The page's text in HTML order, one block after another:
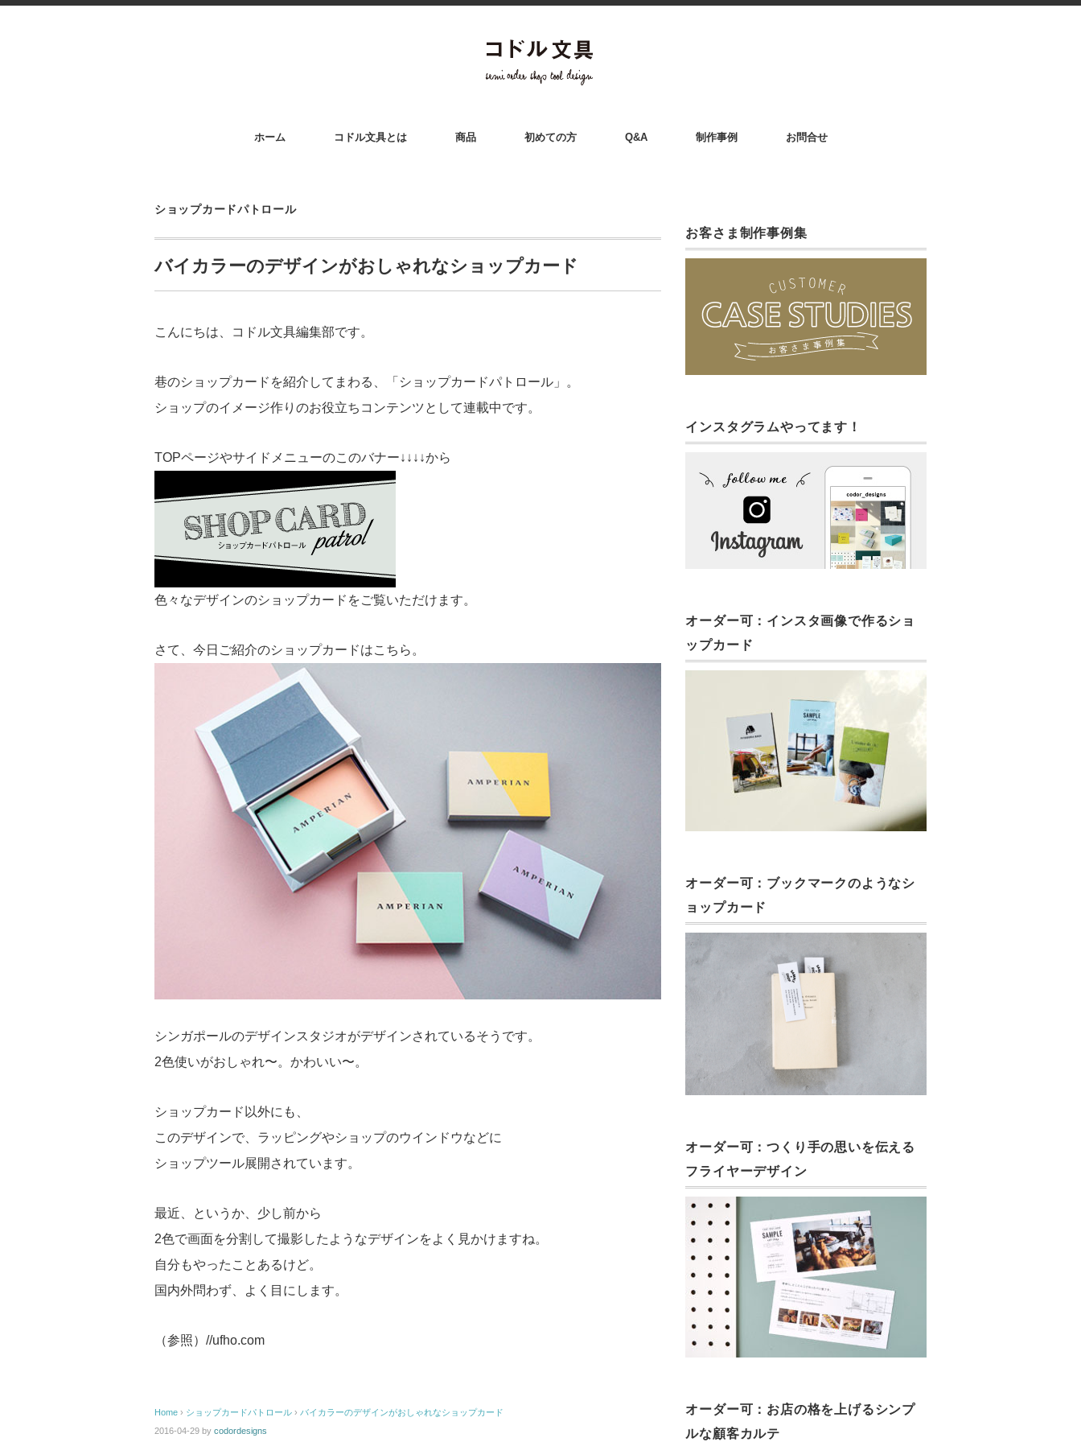
ホーム コドル文具とは 商品 初めての方 Q&A 制作事例 お問合せ
ショップカードパトロール
バイカラーのデザインがおしゃれなショップカード
こんにちは、コドル文具編集部です。
巷のショップカードを紹介してまわる、「ショップカードパトロール」。
ショップのイメージ作りのお役立ちコンテンツとして連載中です。
TOPページやサイドメニューのこのバナー↓↓↓↓から
色々なデザインのショップカードをご覧いただけます。
さて、今日ご紹介のショップカードはこちら。
シンガポールのデザインスタジオがデザインされているそうです。
2色使いがおしゃれ〜。かわいい〜。
ショップカード以外にも、
このデザインで、ラッピングやショップのウインドウなどに
ショップツール展開されています。
最近、というか、少し前から
2色で画面を分割して撮影したようなデザインをよく見かけますね。
自分もやったことあるけど。
国内外問わず、よく目にします。
（参照）//ufho.com
Home › ショップカードパトロール › バイカラーのデザインがおしゃれなショップカード
2016-04-29 by codordesigns
お客さま制作事例集
インスタグラムやってます！
オーダー可：インスタ画像で作るショ
ップカード
オーダー可：ブックマークのようなシ
ョップカード
オーダー可：つくり手の思いを伝える
フライヤーデザイン
オーダー可：お店の格を上げるシンプ
ルな顧客カルテ